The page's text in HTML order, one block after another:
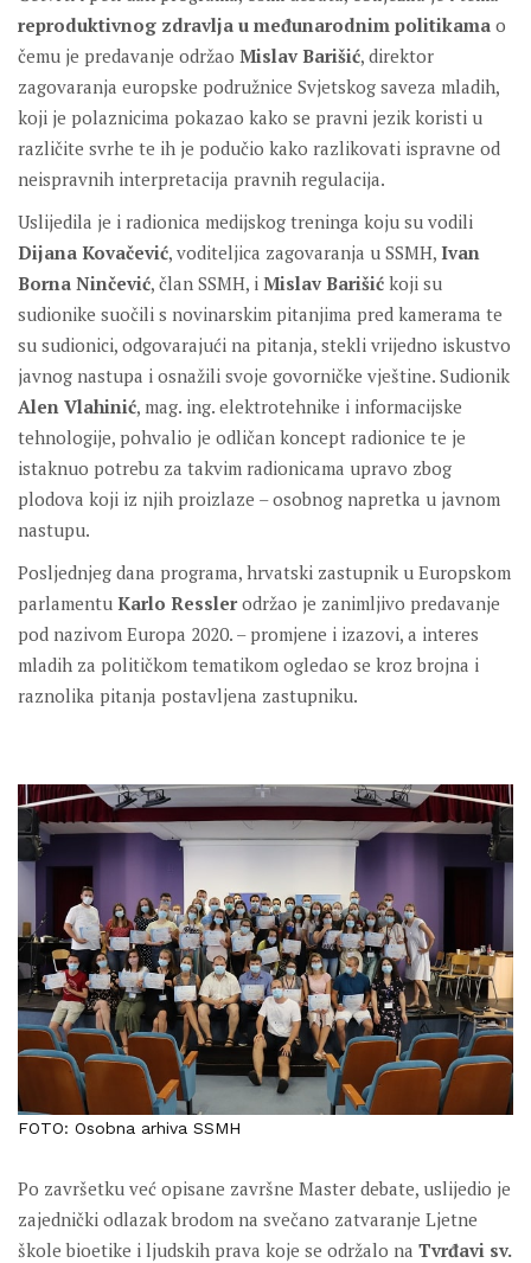
reproduktivnog zdravlja u međunarodnim politikama o
čemu je predavanje održao Mislav Barišić, direktor
zagovaranja europske podružnice Svjetskog saveza mladih,
koji je polaznicima pokazao kako se pravni jezik koristi u
različite svrhe te ih je podučio kako razlikovati ispravne od
neispravnih interpretacija pravnih regulacija.
Uslijedila je i radionica medijskog treninga koju su vodili
Dijana Kovačević, voditeljica zagovaranja u SSMH, Ivan
Borna Ninčević, član SSMH, i Mislav Barišić koji su
sudionike suočili s novinarskim pitanjima pred kamerama te
su sudionici, odgovarajući na pitanja, stekli vrijedno iskustvo
javnog nastupa i osnažili svoje govorničke vještine. Sudionik
Alen Vlahinić, mag. ing. elektrotehnike i informacijske
tehnologije, pohvalio je odličan koncept radionice te je
istaknuo potrebu za takvim radionicama upravo zbog
plodova koji iz njih proizlaze – osobnog napretka u javnom
nastupu.
Posljednjeg dana programa, hrvatski zastupnik u Europskom
parlamentu Karlo Resslerodržao je zanimljivo predavanje
pod nazivom Europa 2020. – promjene i izazovi, a interes
mladih za političkom tematikom ogledao se kroz brojna i
raznolika pitanja postavljena zastupniku.
FOTO: Osobna arhiva SSMH
Po završetku već opisane završne Master debate, uslijedio je
zajednički odlazak brodom na svečano zatvaranje Ljetne
škole bioetike i ljudskih prava koje se održalo na Tvrđavi sv.